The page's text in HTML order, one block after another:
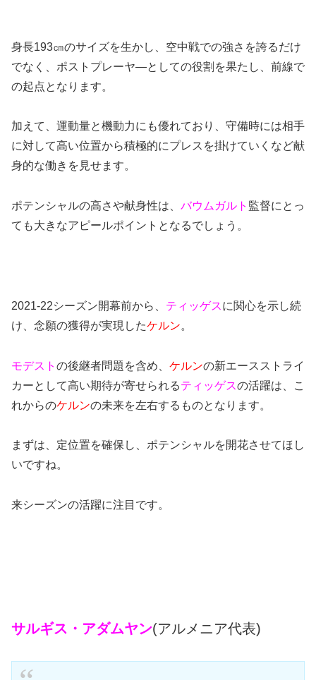
身長193㎝のサイズを生かし、空中戦での強さを誇るだけ
でなく、ポストプレーヤ―としての役割を果たし、前線で
の起点となります。
加えて、運動量と機動力にも優れており、守備時には相手
に対して高い位置から積極的にプレスを掛けていくなど献
身的な働きを見せます。
ポテンシャルの高さや献身性は、 バウムガルト 監督にとっ
ても大きなアピールポイントとなるでしょう。
2021-22シーズン開幕前から、 ティッゲスに関心を示し続
け、念願の獲得が実現したケルン。
モデスト の後継者問題を含め、 ケルンの新エースストライ
カーとして高い期待が寄せられるティッゲスの活躍は、こ
れからのケルンの未来を左右するものとなります。
まずは、定位置を確保し、ポテンシャルを開花させてほし
いですね。
来シーズンの活躍に注目です。
サルギス・アダムヤン(アルメニア代表)